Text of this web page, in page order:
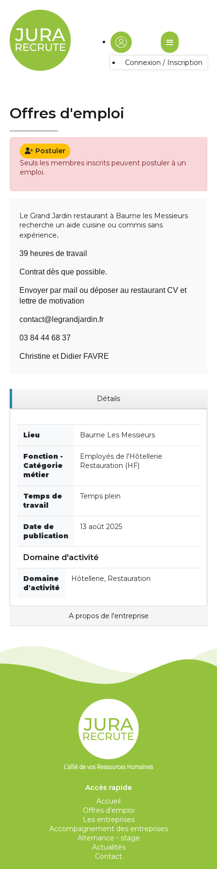
≡
Connexion / Inscription
Offres d'emploi
Postuler
Seuls les membres inscrits peuvent postuler à un
emploi.
Le Grand Jardin restaurant à Baume les Messieurs
recherche un aide cuisine ou commis sans
expérience.
39 heures de travail
Contrat dès que possible.
Envoyer par mail ou déposer au restaurant CV et
lettre de motivation
contact@legrandjardin.fr
03 84 44 68 37
Christine et Didier FAVRE
Détails
Lieu Baume Les Messieurs
Fonction -
Catégorie
métier
Employés de l'Hôtellerie
Restauration (HF)
Temps de
travail
Temps plein
Date de
publication
13 août 2025
Domaine d'activité
Domaine
d'activité
Hôtellerie, Restauration
A propos de l'entreprise
Accès rapide
Accueil
Offres d’emploi
Les entreprises
Accompagnement des entreprises
Alternance - stage
Actualités
Contact